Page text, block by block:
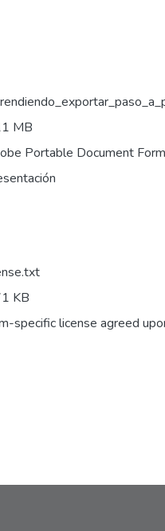
MB
Portable Document
KB
specific license agreed